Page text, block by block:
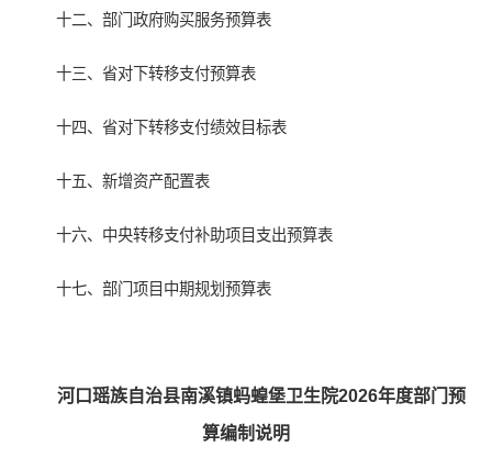
十二、部门政府购买服务预算表
十三、省对下转移支付预算表
十四、省对下转移支付绩效目标表
十五、新增资产配置表
十六、中央转移支付补助项目支出预算表
十七、部门项目中期规划预算表
河口瑶族自治县南溪镇蚂蝗堡卫生院2026年度部门预
算编制说明